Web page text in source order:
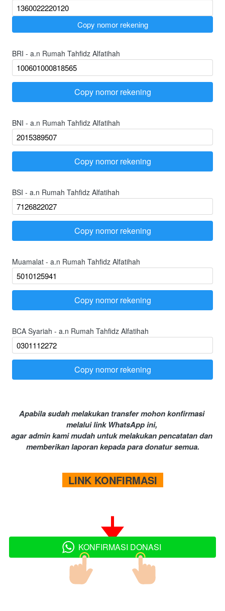
`
Copy nomor rekening
BRI - a.n Rumah Tahfidz Alfatihah
`
Copy nomor rekening
BNI - a.n Rumah Tahfidz Alfatihah
`
Copy nomor rekening
BSI - a.n Rumah Tahfidz Alfatihah
`
Copy nomor rekening
Muamalat - a.n Rumah Tahfidz Alfatihah
`
Copy nomor rekening
BCA Syariah - a.n Rumah Tahfidz Alfatihah
`
Copy nomor rekening
Apabila sudah melakukan transfer mohon konfirmasi
melalui link WhatsApp ini,
agar admin kami mudah untuk melakukan pencatatan dan
memberikan laporan kepada para donatur semua.
  LINK KONFIRMASI
` KONFIRMASI DONASI